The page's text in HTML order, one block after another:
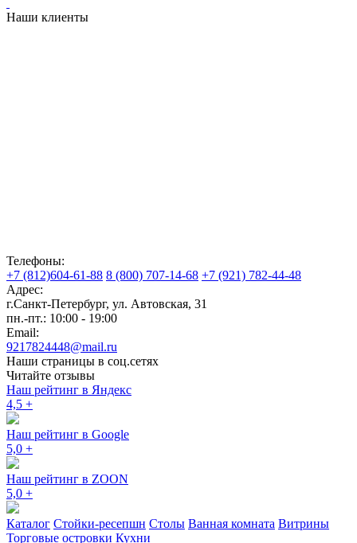
Наши клиенты
Телефоны:
+7 (812)604-61-88 8 (800) 707-14-68 +7 (921) 782-44-48
Адрес:
г.Санкт-Петербург, ул. Автовская, 31
пн.-пт.: 10:00 - 19:00
Email:
9217824448@mail.ru
Наши страницы в соц.сетях
Читайте отзывы
Наш рейтинг в Яндекс
4,5 +
Наш рейтинг в Google
5,0 +
Наш рейтинг в ZOON
5,0 +
Каталог Стойки-ресепшн Столы Ванная комната Витрины
Торговые островки Кухни